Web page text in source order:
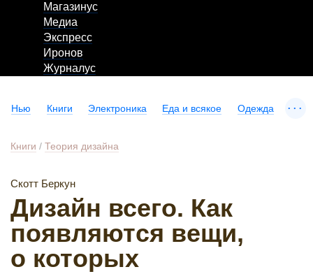
Магазинус
Медиа
Экспресс
Иронов
Журналус
Нью Книги Электроника Еда и всякое Одежда ...
Книги / Теория дизайна
Скотт Беркун
Дизайн всего. Как
появляются вещи,
о которых